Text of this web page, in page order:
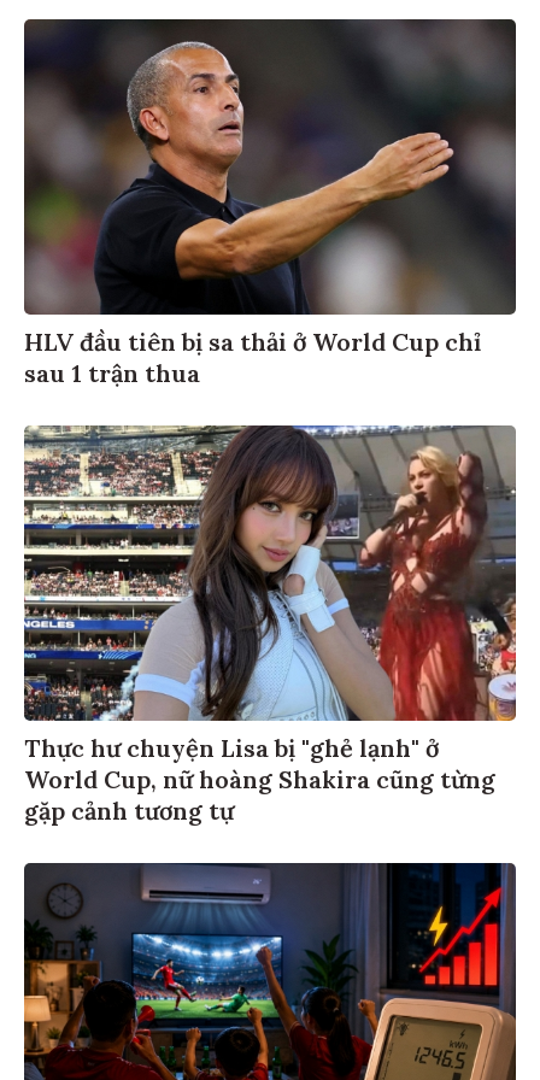
HLV đầu tiên bị sa thải ở World Cup chỉ
sau 1 trận thua
Thực hư chuyện Lisa bị "ghẻ lạnh" ở
World Cup, nữ hoàng Shakira cũng từng
gặp cảnh tương tự